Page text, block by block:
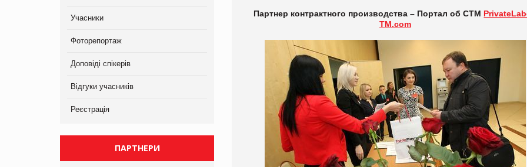
Учасники
Фоторепортаж
Доповіді спікерів
Відгуки учасників
Реєстрація
ПАРТНЕРИ
Партнер контрактного производства – Портал об СТМ
TM.com